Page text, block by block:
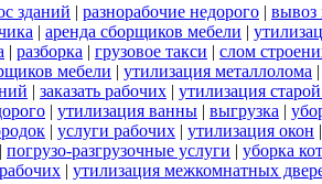
зданий | разнорабочие недорого | вывоз
| аренда сборщиков мебели |
| разборка | грузовое такси | слом
мебели | утилизация металлолома
| заказать рабочих | утилизация
| утилизация ванны | выгрузка |
| услуги рабочих | утилизация окон
| погрузо-разгрузочные услуги | уборка
| утилизация межкомнатных